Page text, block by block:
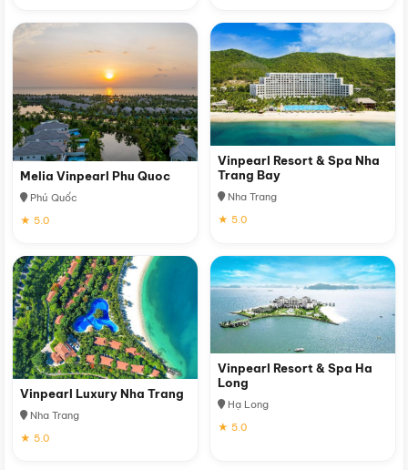
Melia Vinpearl Phu Quoc
Phú Quốc
★ 5.0
Vinpearl Resort & Spa Nha
Trang Bay
Nha Trang
★ 5.0
Vinpearl Luxury Nha Trang
Nha Trang
★ 5.0
Vinpearl Resort & Spa Ha
Long
Hạ Long
★ 5.0